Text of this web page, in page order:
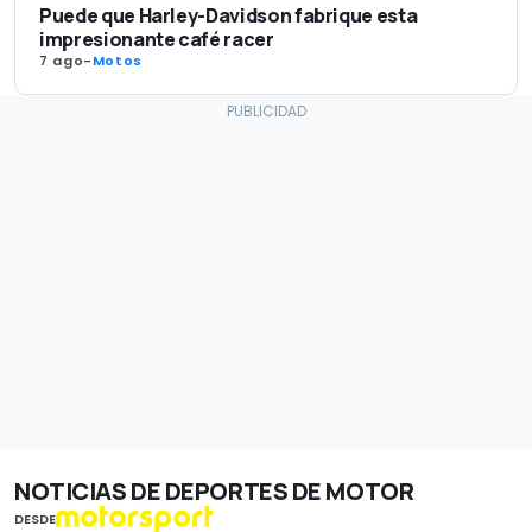
Puede que Harley-Davidson fabrique esta
impresionante café racer
7 ago-Motos
NOTICIAS DE DEPORTES DE MOTOR
DESDE